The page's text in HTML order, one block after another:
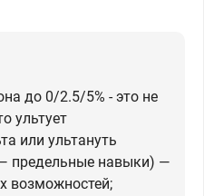
до 0/2.5/5% - это не
ультует
или ультануть
предельные навыки) —
возможностей;